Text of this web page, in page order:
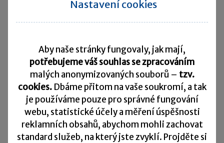
před 7 roky
Zdravím, je tu prosím někod, kdo by měl zkušenosti s e
čtečkou čárových kódů, a poradil by mi, na co se při
výběru zaměřit?
Odpovědět
Nastavení cookies
Aby naše stránky fungovaly, jak mají,
potřebujeme váš souhlas se zpracováním
malých anonymizovaných souborů – tzv.
cookies. Dbáme přitom na vaše soukromí, a tak
je používáme pouze pro správné fungování
webu, statistické účely a měření úspěšnosti
reklamních obsahů, abychom mohli zachovat
standard služeb, na který jste zvyklí. Projděte si